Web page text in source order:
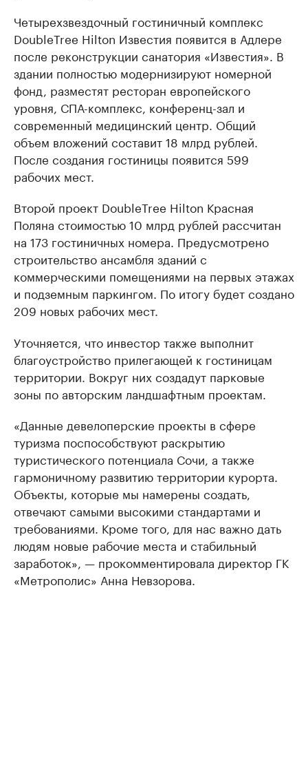
Четырехзвездочный гостиничный комплекс
DoubleTree Hilton Известия появится в Адлере
после реконструкции санатория «Известия». В
здании полностью модернизируют номерной
фонд, разместят ресторан европейского
уровня, СПА-комплекс, конференц-зал и
современный медицинский центр. Общий
объем вложений составит 18 млрд рублей.
После создания гостиницы появится 599
рабочих мест.
Второй проект DoubleTree Hilton Красная
Поляна стоимостью 10 млрд рублей рассчитан
на 173 гостиничных номера. Предусмотрено
строительство ансамбля зданий с
коммерческими помещениями на первых этажах
и подземным паркингом. По итогу будет создано
209 новых рабочих мест.
Уточняется, что инвестор также выполнит
благоустройство прилегающей к гостиницам
территории. Вокруг них создадут парковые
зоны по авторским ландшафтным проектам.
«Данные девелоперские проекты в сфере
туризма поспособствуют раскрытию
туристического потенциала Сочи, а также
гармоничному развитию территории курорта.
Объекты, которые мы намерены создать,
отвечают самыми высокими стандартами и
требованиями. Кроме того, для нас важно дать
людям новые рабочие места и стабильный
заработок», — прокомментировала директор ГК
«Метрополис» Анна Невзорова.